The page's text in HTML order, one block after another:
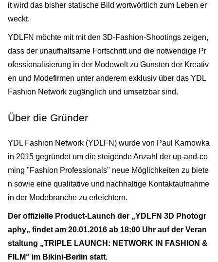
it wird das bisher statische Bild wortwörtlich zum Leben er
weckt.
YDLFN möchte mit mit den 3D-Fashion-Shootings zeigen,
dass der unaufhaltsame Fortschritt und die notwendige Pr
ofessionalisierung in der Modewelt zu Gunsten der Kreativ
en und Modefirmen unter anderem exklusiv über das YDL
Fashion Network zugänglich und umsetzbar sind.
Über die Gründer
YDL Fashion Network (YDLFN) wurde von Paul Karnowka
in 2015 gegründet um die steigende Anzahl der up-and-co
ming "Fashion Professionals" neue Möglichkeiten zu biete
n sowie eine qualitative und nachhaltige Kontaktaufnahme
in der Modebranche zu erleichtern.
Der offizielle Product-Launch der „YDLFN 3D Photogr
aphy„ findet am 20.01.2016 ab 18:00 Uhr auf der Veran
staltung „TRIPLE LAUNCH: NETWORK IN FASHION &
FILM“ im Bikini-Berlin statt.